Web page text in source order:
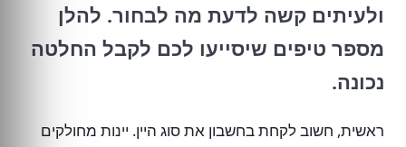
ולעיתים קשה לדעת מה לבחור. להלן
מספר טיפים שיסייעו לכם לקבל החלטה
נכונה.
ראשית, חשוב לקחת בחשבון את סוג היין. יינות מחולקים